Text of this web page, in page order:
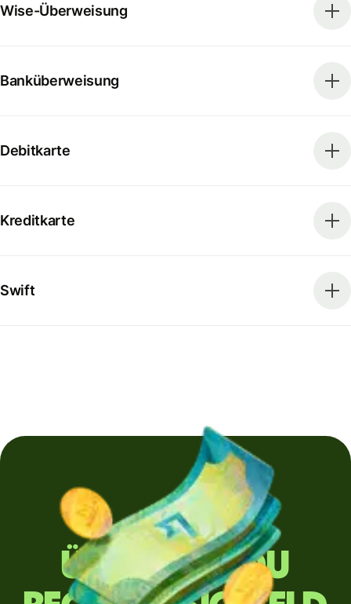
Wise-Überweisung
Banküberweisung
Debitkarte
Kreditkarte
Swift
Überweist du